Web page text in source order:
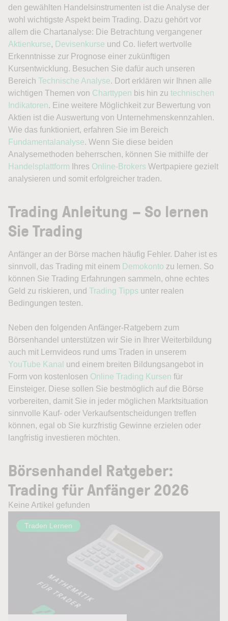
den gewählten Handelsinstrumenten ist die Analyse der
wohl wichtigste Aspekt beim Trading. Dazu gehört vor
allem die Chartanalyse: Die Betrachtung vergangener
Aktienkurse, Devisenkurse und Co. liefert wertvolle
Erkenntnisse zur Prognose einer zukünftigen
Kursentwicklung. Besuchen Sie dafür auch unseren
Bereich Technische Analyse. Dort erklären wir Ihnen alle
wichtigen Themen von Charttypen bis hin zu technischen
Indikatoren. Eine weitere Möglichkeit zur Bewertung von
Aktien ist die Auswertung von Unternehmenskennzahlen.
Wie das funktioniert, erfahren Sie im Bereich
Fundamentalanalyse. Wenn Sie diese beiden
Analysemethoden beherrschen, können Sie mithilfe der
Handelsplattform Ihres Online-Brokers Wertpapiere gezielt
analysieren und somit erfolgreicher traden.
Trading Anleitung – So lernen
Sie Trading
Anfänger an der Börse machen häufig Fehler. Daher ist es
sinnvoll, das Trading mit einem Demokonto zu lernen. So
können Sie Trading Erfahrungen sammeln, ohne echtes
Geld zu riskieren, und Trading Tipps unter realen
Bedingungen testen.
Neben den folgenden Anfänger-Ratgebern zum
Börsenhandel unterstützen wir Sie in Ihrer Weiterbildung
auch mit Lernvideos rund ums Traden in unserem
YouTube Kanal und einem breiten Bildungsangebot in
Form von kostenlosen Online Trading Kursen für
Einsteiger. Diese sollen Sie bestmöglich auf die Börse
vorbereiten, damit Sie in jeder möglichen Marktsituation
sinnvolle Kauf- oder Verkaufsentscheidungen treffen
können, egal ob Sie kurzfristig Gewinne erzielen oder
langfristig investieren möchten.
Börsenhandel Ratgeber:
Trading für Anfänger 2026
Keine Artikel gefunden
Traden Lernen